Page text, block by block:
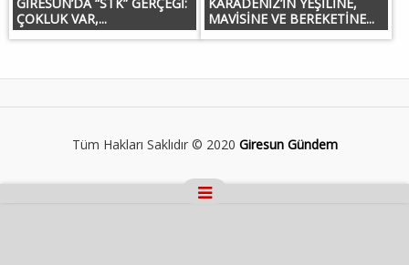
ÇOKLUK VAR,...
MAVİSİNE VE BEREKETİNE...
Tüm Hakları Saklıdır © 2020 Giresun Gündem